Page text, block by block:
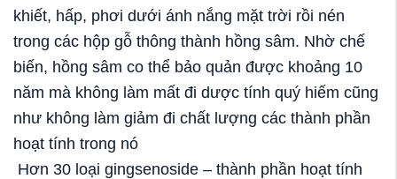
khiết, hấp, phơi dưới ánh nắng mặt trời rồi nén
trong các hộp gỗ thông thành hồng sâm. Nhờ chế
biến, hồng sâm co thể bảo quản được khoảng 10
năm mà không làm mất đi dược tính quý hiếm cũng
như không làm giảm đi chất lượng các thành phần
hoạt tính trong nó
Hơn 30 loại gingsenoside – thành phần hoạt tính